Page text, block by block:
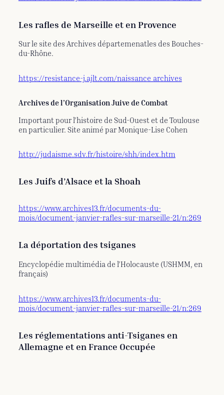
Les rafles de Marseille et en Provence
Sur le site des Archives départemenatles des Bouches-
du-Rhône.
https://resistance-j.ajlt.com/naissance_archives
Archives de l’Organisation Juive de Combat
Important pour l’histoire de Sud-Ouest et de Toulouse
en particulier. Site animé par Monique-Lise Cohen
http://judaisme.sdv.fr/histoire/shh/index.htm
Les Juifs d’Alsace et la Shoah
https://www.archives13.fr/documents-du-
mois/document-janvier-rafles-sur-marseille-21/n:269
La déportation des tsiganes
Encyclopédie multimédia de l’Holocauste (USHMM, en
français)
https://www.archives13.fr/documents-du-
mois/document-janvier-rafles-sur-marseille-21/n:269
Les réglementations anti-Tsiganes en
Allemagne et en France Occupée